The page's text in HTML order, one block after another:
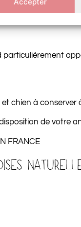
les acides gras
chien à conserver
de votre
FRANCE